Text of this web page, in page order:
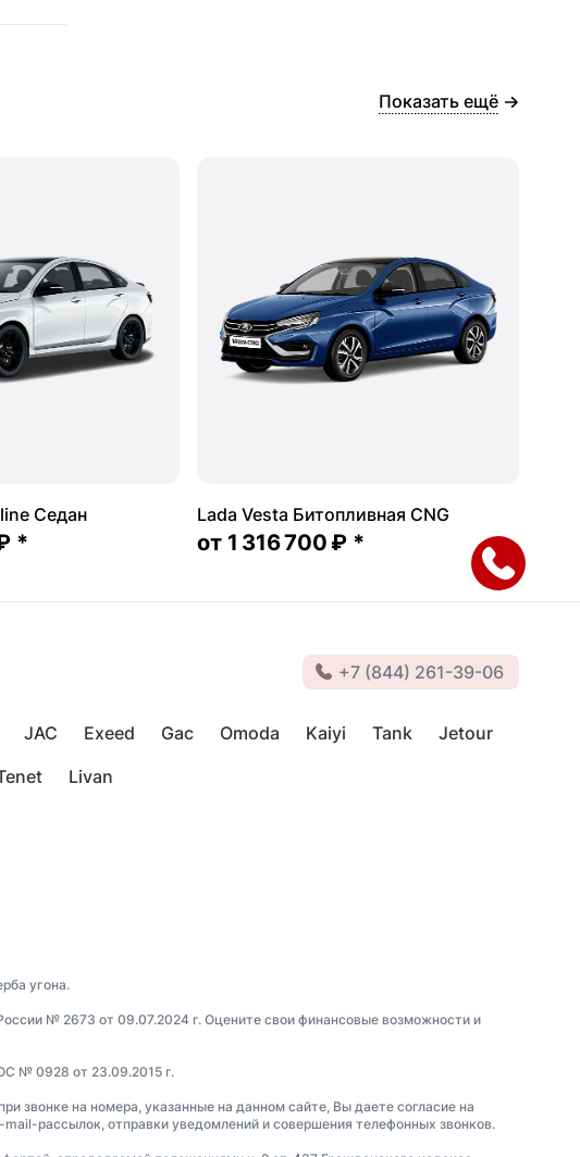
Показать ещё
Седан
*
Lada Vesta Битопливная CNG
от 1 316 700 ₽ *
+7 (844) 261-39-06
JAC Exeed Gac Omoda Kaiyi Tank
Jetour
Livan
угона.
России № 2673 от 09.07.2024 г. Оцените свои финансовые возможности и
№ 0928 от 23.09.2015 г.
звонке на номера, указанные на данном сайте, Вы даете согласие на
рассылок, отправки уведомлений и совершения телефонных звонков.